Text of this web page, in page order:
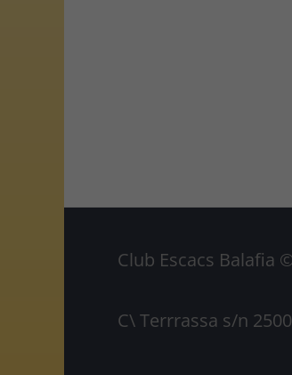
Club Escacs Balafia
C\ Terrrassa s/n